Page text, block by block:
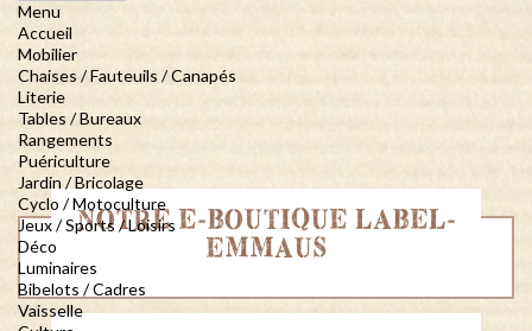
Menu
Accueil
Mobilier
Chaises / Fauteuils / Canapés
Literie
Tables / Bureaux
Rangements
Puériculture
Jardin / Bricolage
Cyclo / Motoculture
Jeux / Sports / Loisirs
Déco
Luminaires
Bibelots / Cadres
Vaisselle
NOTRE E-BOUTIQUE LABEL-
EMMAUS